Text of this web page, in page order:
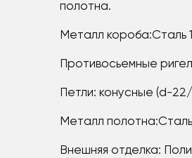
полотна.
Металл короба:Сталь
Противосьемные
Петли: конусные (d-
Металл полотна:Сталь
Внешняя отделка: